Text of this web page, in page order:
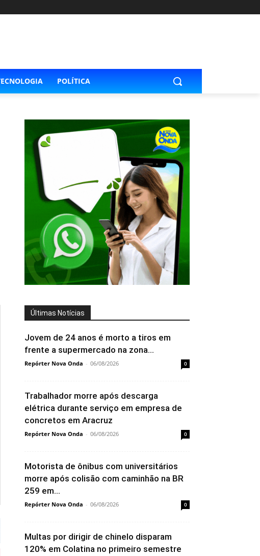
POLÍTICA
Últimas Notícias
Jovem de 24 anos é morto a tiros em
frente a supermercado na zona...
Repórter Nova Onda - 06/08/2026 0
Trabalhador morre após descarga
elétrica durante serviço em empresa de
concretos em Aracruz
Repórter Nova Onda - 06/08/2026 0
Motorista de ônibus com universitários
morre após colisão com caminhão na BR
259 em...
Repórter Nova Onda - 06/08/2026 0
Multas por dirigir de chinelo disparam
120% em Colatina no primeiro semestre